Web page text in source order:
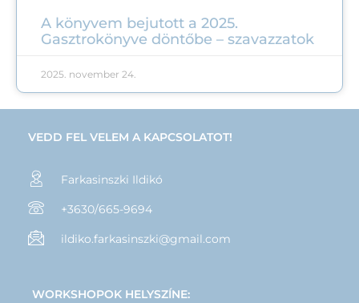
A könyvem bejutott a 2025.
Gasztrokönyve döntőbe – szavazzatok
2025. november 24.
VEDD FEL VELEM A KAPCSOLATOT!
Farkasinszki Ildikó
+3630/665-9694
ildiko.farkasinszki@gmail.com
WORKSHOPOK HELYSZÍNE: